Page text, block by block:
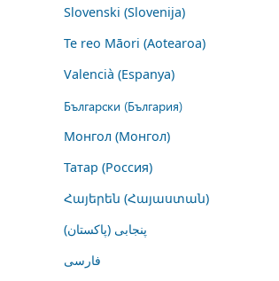
Slovenski (Slovenija)
Te reo Māori (Aotearoa)
Valencià (Espanya)
Български (България)
Монгол (Монгол)
Татар (Россия)
Հայերեն (Հայաստան)
پنجابی (پاکستان)
فارسى